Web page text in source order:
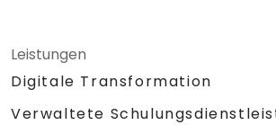
Leistungen
Digitale Transformation
Verwaltete